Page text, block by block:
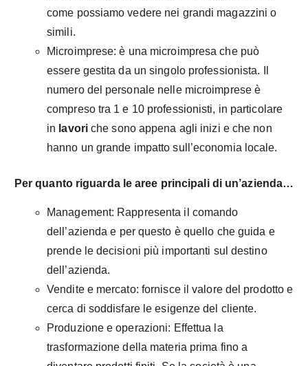
come possiamo vedere nei grandi magazzini o
simili.
Microimprese: è una microimpresa che può
essere gestita da un singolo professionista. Il
numero del personale nelle microimprese è
compreso tra 1 e 10 professionisti, in particolare
in lavoriche sono appena agli inizi e che non
hanno un grande impatto sull’economia locale.
Per quanto riguarda le aree principali di un’azienda…
Management: Rappresenta il comando
dell’azienda e per questo è quello che guida e
prende le decisioni più importanti sul destino
dell’azienda.
Vendite e mercato: fornisce il valore del prodotto e
cerca di soddisfare le esigenze del cliente.
Produzione e operazioni: Effettua la
trasformazione della materia prima fino a